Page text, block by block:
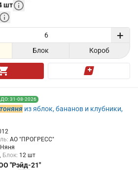
шт
+
Блок Короб
31-08-2026
из яблок, бананов и клубники,
: АО "ПРОГРЕСС"
Блок: 12 шт
"Рэйд-21"